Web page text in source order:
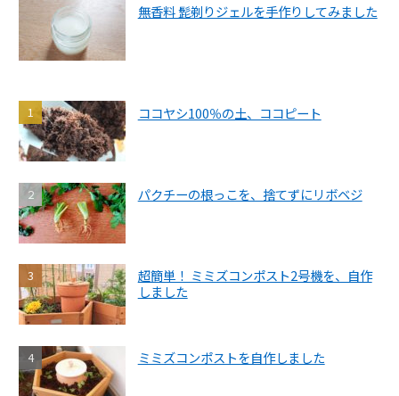
無香料 髭剃りジェルを手作りしてみました
ココヤシ100％の土、ココピート
パクチーの根っこを、捨てずにリボベジ
超簡単！ ミミズコンポスト2号機を、自作
しました
ミミズコンポストを自作しました